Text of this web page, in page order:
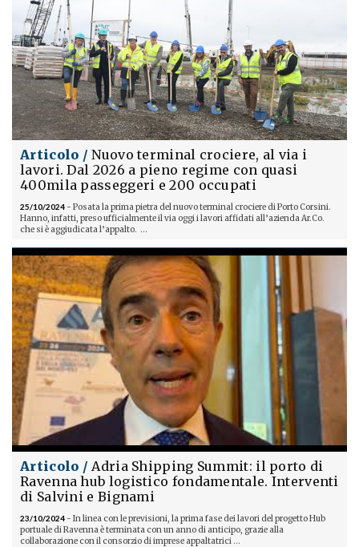
Articolo / Nuovo terminal crociere, al via i
lavori. Dal 2026 a pieno regime con quasi
400mila passeggeri e 200 occupati
25/10/2024 - Posata la prima pietra del nuovo terminal crociere di Porto Corsini.
Hanno, infatti, preso ufficialmente il via oggi i lavori affidati all’azienda Ar.Co.
che si è aggiudicata l’appalto. ...
Articolo / Adria Shipping Summit: il porto di
Ravenna hub logistico fondamentale. Interventi
di Salvini e Bignami
23/10/2024 - In linea con le previsioni, la prima fase dei lavori del progetto Hub
portuale di Ravenna è terminata con un anno di anticipo, grazie alla
collaborazione con il consorzio di imprese appaltatrici ...